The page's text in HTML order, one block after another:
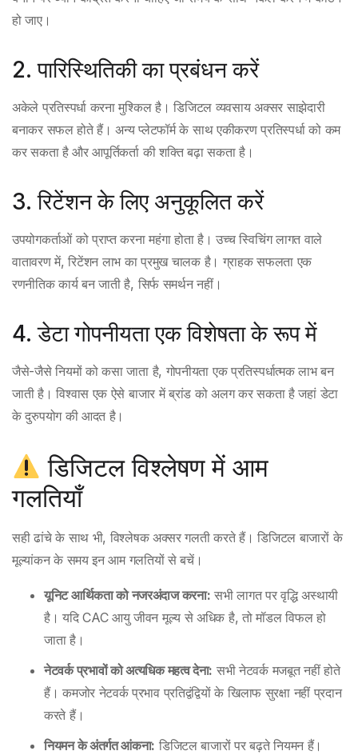
हो जाए।
2. पारिस्थितिकी का प्रबंधन करें
अकेले प्रतिस्पर्धा करना मुश्किल है। डिजिटल व्यवसाय अक्सर साझेदारी
बनाकर सफल होते हैं। अन्य प्लेटफॉर्म के साथ एकीकरण प्रतिस्पर्धा को कम
कर सकता है और आपूर्तिकर्ता की शक्ति बढ़ा सकता है।
3. रिटेंशन के लिए अनुकूलित करें
उपयोगकर्ताओं को प्राप्त करना महंगा होता है। उच्च स्विचिंग लागत वाले
वातावरण में, रिटेंशन लाभ का प्रमुख चालक है। ग्राहक सफलता एक
रणनीतिक कार्य बन जाती है, सिर्फ समर्थन नहीं।
4. डेटा गोपनीयता एक विशेषता के रूप में
जैसे-जैसे नियमों को कसा जाता है, गोपनीयता एक प्रतिस्पर्धात्मक लाभ बन
जाती है। विश्वास एक ऐसे बाजार में ब्रांड को अलग कर सकता है जहां डेटा
के दुरुपयोग की आदत है।
डिजिटल विश्लेषण में आम
गलतियाँ
सही ढांचे के साथ भी, विश्लेषक अक्सर गलती करते हैं। डिजिटल बाजारों के
मूल्यांकन के समय इन आम गलतियों से बचें।
यूनिट आर्थिकता को नजरअंदाज करना: सभी लागत पर वृद्धि अस्थायी
है। यदि CAC आयु जीवन मूल्य से अधिक है, तो मॉडल विफल हो
जाता है।
नेटवर्क प्रभावों को अत्यधिक महत्व देना: सभी नेटवर्क मजबूत नहीं होते
हैं। कमजोर नेटवर्क प्रभाव प्रतिद्वंद्वियों के खिलाफ सुरक्षा नहीं प्रदान
करते हैं।
नियमन के अंतर्गत आंकना: डिजिटल बाजारों पर बढ़ते नियमन हैं।